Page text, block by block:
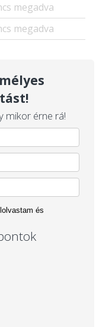
megadva
megadva
mikor érne rá!
és